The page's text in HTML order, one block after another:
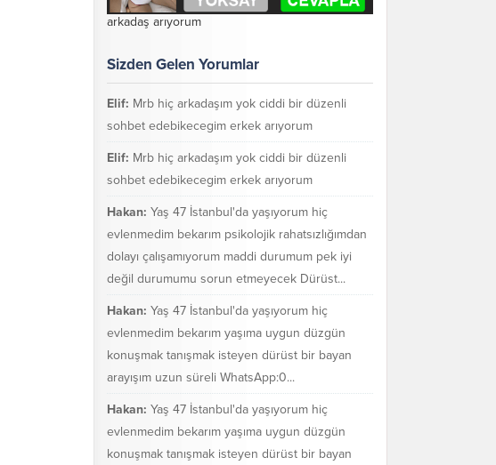
arkadaş arıyorum
Sizden Gelen Yorumlar
Elif: Mrb hiç arkadaşım yok ciddi bir düzenli
sohbet edebikecegim erkek arıyorum
Elif: Mrb hiç arkadaşım yok ciddi bir düzenli
sohbet edebikecegim erkek arıyorum
Hakan: Yaş 47 İstanbul'da yaşıyorum hiç
evlenmedim bekarım psikolojik rahatsızlığımdan
dolayı çalışamıyorum maddi durumum pek iyi
değil durumumu sorun etmeyecek Dürüst...
Hakan: Yaş 47 İstanbul'da yaşıyorum hiç
evlenmedim bekarım yaşıma uygun düzgün
konuşmak tanışmak isteyen dürüst bir bayan
arayışım uzun süreli WhatsApp:0...
Hakan: Yaş 47 İstanbul'da yaşıyorum hiç
evlenmedim bekarım yaşıma uygun düzgün
konuşmak tanışmak isteyen dürüst bir bayan